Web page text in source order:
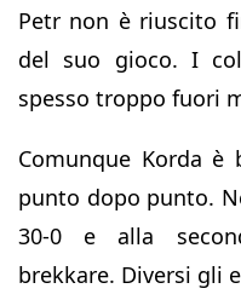
Petr non è riuscito
del suo gioco. I
spesso troppo fuori
Comunque Korda
punto dopo punto.
30-0 e alla
brekkare. Diversi gli